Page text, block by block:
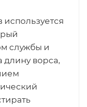
используется
службы и
длину ворса,